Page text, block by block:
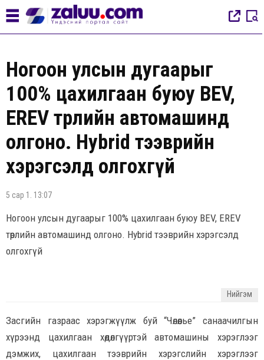
Ногоон улсын дугаарыг
100% цахилгаан буюу BEV,
EREV төрлийн автомашинд
олгоно. Hybrid тээврийн
хэрэгсэлд олгохгүй
5 сар 1. 13:07
Ногоон улсын дугаарыг 100% цахилгаан буюу BEV, EREV
төрлийн автомашинд олгоно. Hybrid тээврийн хэрэгсэлд
олгохгүй
Нийгэм
Засгийн газраас хэрэгжүүлж буй “Чөлөөлье” санаачилгын
хүрээнд цахилгаан хөдөлгүүртэй автомашины хэрэглээг
дэмжих, цахилгаан тээврийн хэрэгслийн хэрэглээг